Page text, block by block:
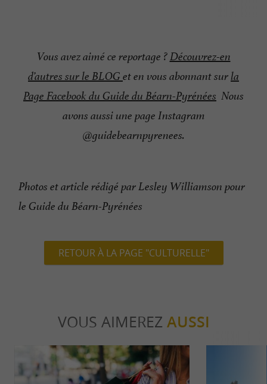
Vous avez aimé ce reportage ?Découvrez-en
d’autres sur le BLOG et en vous abonnant surla
Page Facebook du Guide du Béarn-Pyrénées Nous
avons aussi une page Instagram
@guidebearnpyrenees.
Photos et article rédigé par Lesley Williamson pour
le Guide du Béarn-Pyrénées
RETOUR À LA PAGE "CULTURELLE"
VOUS AIMEREZ AUSSI